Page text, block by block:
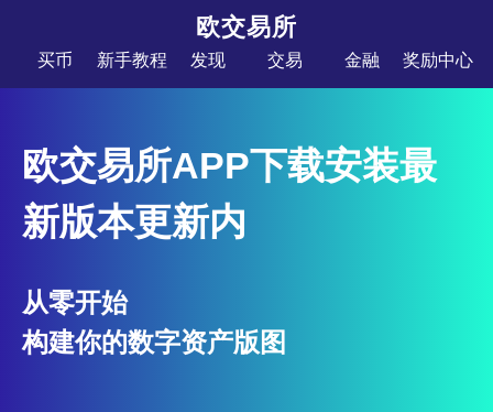
欧交易所
买币 新手教程 发现 交易 金融 奖励中心
欧交易所APP下载安装最
新版本更新内
从零开始
构建你的数字资产版图